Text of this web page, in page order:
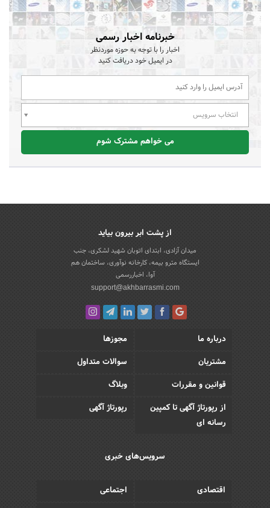
خبرنامه اخبار رسمی
اخبار را با توجه به حوزه موردنظر
در ایمیل خود دریافت کنید
انتخاب سرویس
می خواهم مشترک شوم
از پشت ابر بیرون بیاید
میدان آزادی، ابتدای اتوبان شهید لشکری، جنب
ایستگاه مترو بیمه، کارخانه نوآوری، ساختمان هم
آوا، اخباررسمی
support@akhbarrasmi.com
درباره ما
مجوزها
مشتریان
سوالات متداول
قوانین و مقررات
وبلاگ
از رپورتاژ آگهی تا کمپین
رسانه ای
رپورتاژ آگهی
سرویس‌های خبری
اقتصادی
اجتماعی